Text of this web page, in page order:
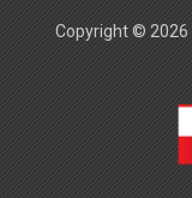
Copyright © 2026